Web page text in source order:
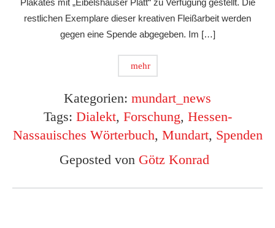
Plakates mit „Eibelshäuser Platt“ zu Verfügung gestellt. Die
restlichen Exemplare dieser kreativen Fleißarbeit werden
gegen eine Spende abgegeben. Im […]
mehr
Kategorien: mundart_news
Tags: Dialekt, Forschung, Hessen-
Nassauisches Wörterbuch, Mundart, Spenden
Geposted von Götz Konrad